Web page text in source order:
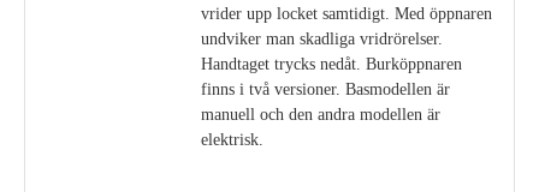
vrider upp locket samtidigt. Med öppnaren
undviker man skadliga vridrörelser.
Handtaget trycks nedåt. Burköppnaren
finns i två versioner. Basmodellen är
manuell och den andra modellen är
elektrisk.